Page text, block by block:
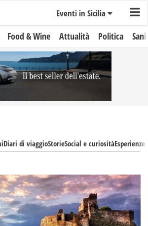
Eventi in Sicilia
Food & Wine Attualità Politica
Diari di viaggioStorieSocial e curiositàEsperienze